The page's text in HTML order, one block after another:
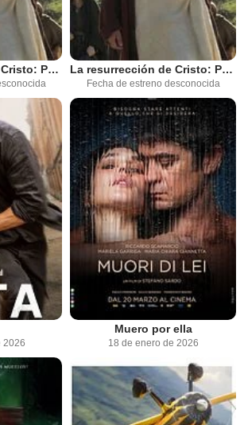
La resurrección de Cristo: Parte 2 La resurrección de Cristo: Parte 1
Fecha de estreno desconocida
2026
Muero por ella
18 de enero de 2026